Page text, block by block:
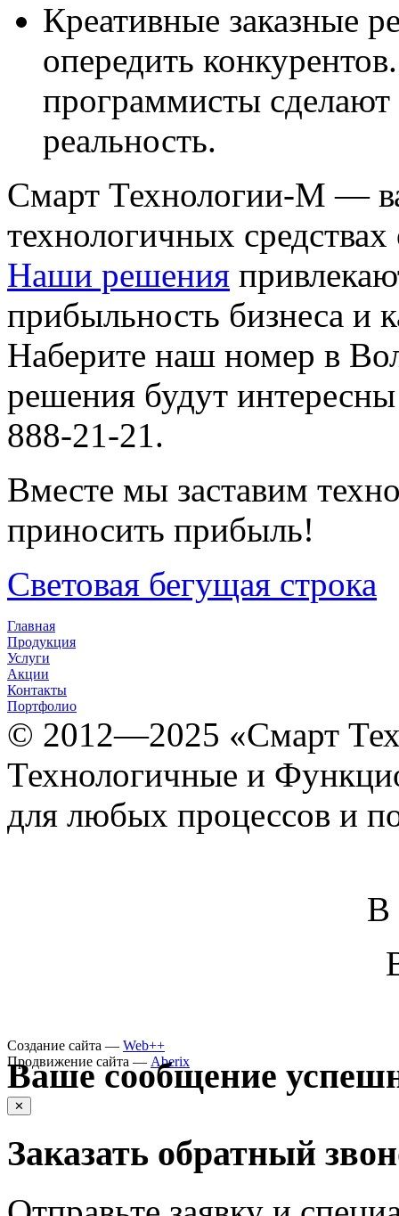
Креативные заказные
опередить
программисты сделают
реальность.
Смарт Технологии-М —
технологичных
Наши решения
прибыльность бизнеса и
Наберите наш номер в
решения будут
888-21-21.
Вместе мы заставим
приносить прибыль!
Световая бегущая строка
Главная
Продукция
Услуги
Акции
Контакты
Портфолио
© 2012­­­—2025 «Смарт
Технологичные и
для любых процессов и
В
Создание сайта — Web++
Продвижение сайта — Aberix
Ваше сообщение
✕
Заказать обратный